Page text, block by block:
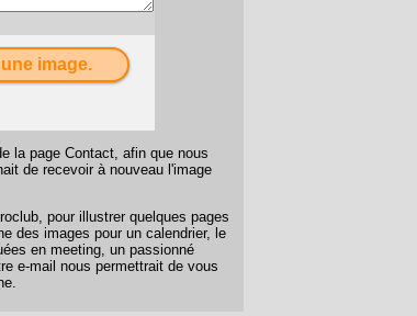
image.
la page Contact , afin que nous
de recevoir à nouveau l'image
pour illustrer quelques pages
des images pour un calendrier, le
en meeting, un passionné
e-mail nous permettrait de vous